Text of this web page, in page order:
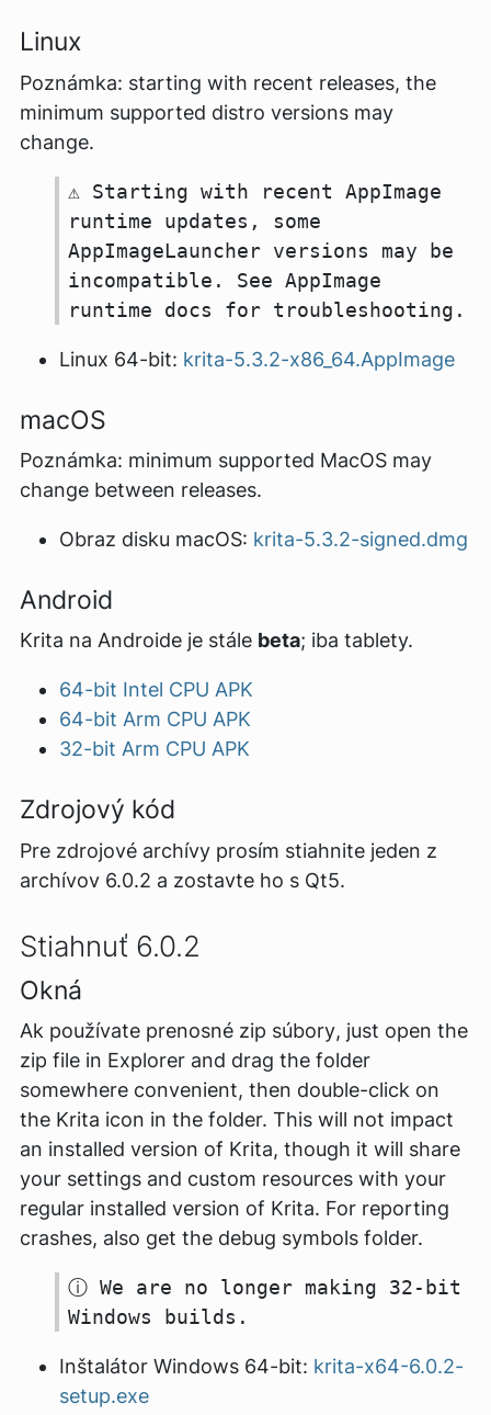
Linux
Poznámka: starting with recent releases, the
minimum supported distro versions may
change.
⚠️ Starting with recent AppImage
runtime updates, some
AppImageLauncher versions may be
incompatible. See AppImage
runtime docs for troubleshooting.
Linux 64-bit: krita-5.3.2-x86_64.AppImage
macOS
Poznámka: minimum supported MacOS may
change between releases.
Obraz disku macOS: krita-5.3.2-signed.dmg
Android
Krita na Androide je stále beta; iba tablety.
64-bit Intel CPU APK
64-bit Arm CPU APK
32-bit Arm CPU APK
Zdrojový kód
Pre zdrojové archívy prosím stiahnite jeden z
archívov 6.0.2 a zostavte ho s Qt5.
Stiahnuť 6.0.2
Okná
Ak používate prenosné zip súbory, just open the
zip file in Explorer and drag the folder
somewhere convenient, then double-click on
the Krita icon in the folder. This will not impact
an installed version of Krita, though it will share
your settings and custom resources with your
regular installed version of Krita. For reporting
crashes, also get the debug symbols folder.
ⓘ We are no longer making 32-bit
Windows builds.
Inštalátor Windows 64-bit: krita-x64-6.0.2-
setup.exe